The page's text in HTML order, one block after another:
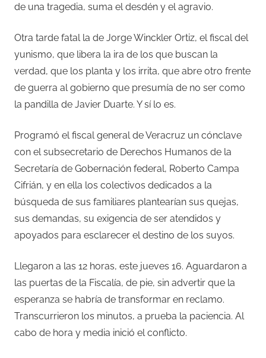
de una tragedia, suma el desdén y el agravio.
Otra tarde fatal la de Jorge Winckler Ortiz, el fiscal del
yunismo, que libera la ira de los que buscan la
verdad, que los planta y los irrita, que abre otro frente
de guerra al gobierno que presumía de no ser como
la pandilla de Javier Duarte. Y sí lo es.
Programó el fiscal general de Veracruz un cónclave
con el subsecretario de Derechos Humanos de la
Secretaría de Gobernación federal, Roberto Campa
Cifrián, y en ella los colectivos dedicados a la
búsqueda de sus familiares plantearían sus quejas,
sus demandas, su exigencia de ser atendidos y
apoyados para esclarecer el destino de los suyos.
Llegaron a las 12 horas, este jueves 16. Aguardaron a
las puertas de la Fiscalía, de pie, sin advertir que la
esperanza se habría de transformar en reclamo.
Transcurrieron los minutos, a prueba la paciencia. Al
cabo de hora y media inició el conflicto.